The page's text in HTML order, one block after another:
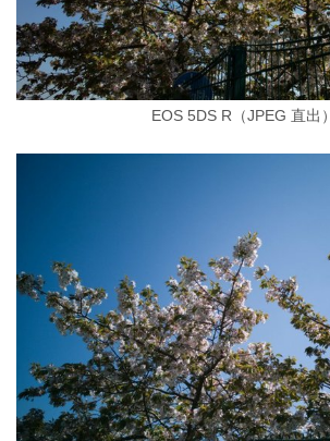
EOS 5DS R（JPEG 直出）